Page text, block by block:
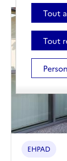
EHPAD
Tout
Tout